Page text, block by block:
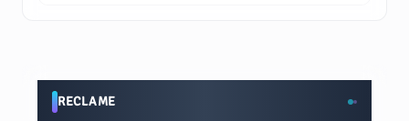
RECLAME